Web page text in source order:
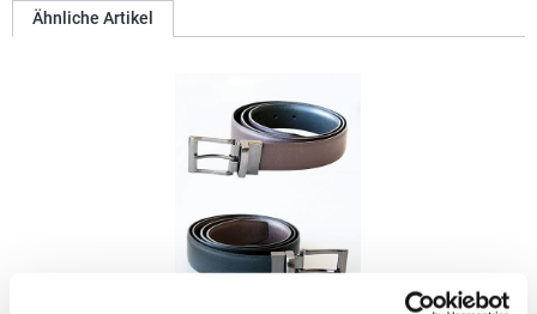
Ähnliche Artikel